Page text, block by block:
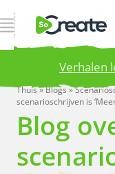
Open navigatie
Verhalen
Publish your
Thuis»Blogs»
scenarioschrijven is
Blog